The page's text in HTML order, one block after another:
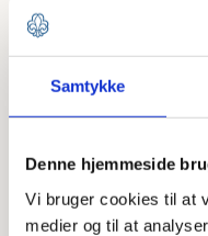
Samtykke
Denne hjemmeside
Vi bruger cookies til at
medier og til at
Korpsets
sparringspartnere
19. februar 2017